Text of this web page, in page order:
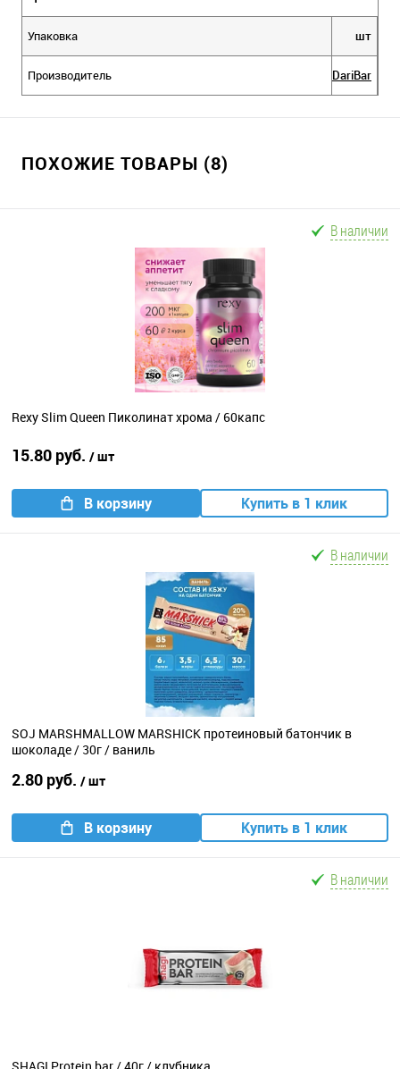
Упаковка шт
Производитель DariBar
ПОХОЖИЕ ТОВАРЫ (8)
В наличии
Rexy Slim Queen Пиколинат хрома / 60капс
15.80 руб. / шт
В корзину Купить в 1 клик
В наличии
SOJ MARSHMALLOW MARSHICK протеиновый батончик в
шоколаде / 30г / ваниль
2.80 руб. / шт
В корзину Купить в 1 клик
В наличии